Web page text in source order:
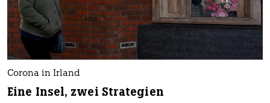
Corona in Irland
Eine Insel, zwei Strategien